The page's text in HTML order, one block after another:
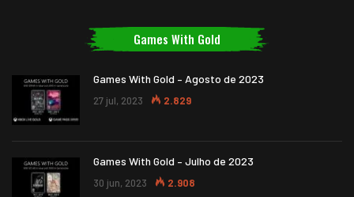
Games With Gold
Games With Gold – Agosto de 2023
27 jul, 2023 2.829
Games With Gold – Julho de 2023
30 jun, 2023 2.908